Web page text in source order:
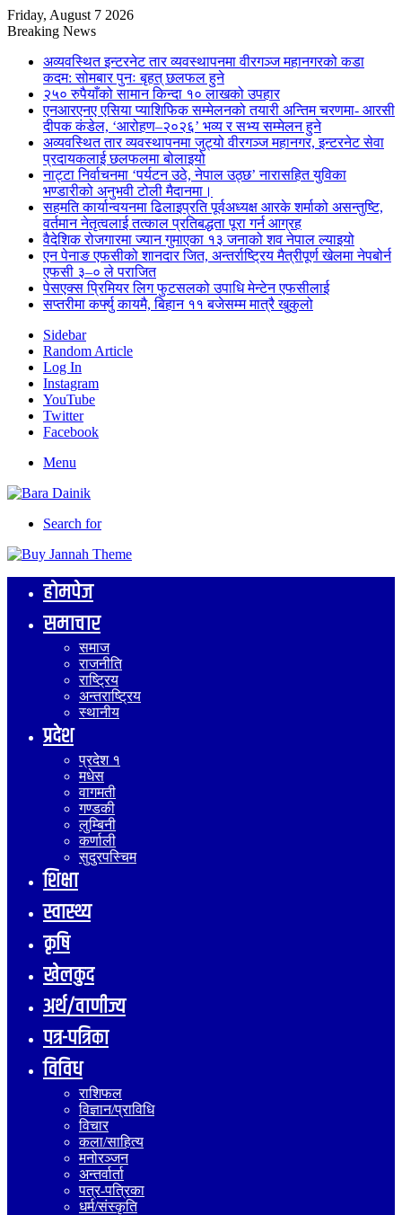
Friday, August 7 2026
Breaking News
अव्यवस्थित इन्टरनेट तार व्यवस्थापनमा वीरगञ्ज महानगरको कडा
कदम: सोमबार पुनः बृहत् छलफल हुने
२५० रुपैयाँको सामान किन्दा १० लाखको उपहार
एनआरएनए एसिया प्याशिफिक सम्मेलनको तयारी अन्तिम चरणमा- आरसी
दीपक कंडेल, ‘आरोहण–२०२६’ भव्य र सभ्य सम्मेलन हुने
अव्यवस्थित तार व्यवस्थापनमा जुट्यो वीरगञ्ज महानगर, इन्टरनेट सेवा
प्रदायकलाई छलफलमा बोलाइयो
नाट्टा निर्वाचनमा ‘पर्यटन उठे, नेपाल उठ्छ’ नारासहित युविका
भण्डारीको अनुभवी टोली मैदानमा।
सहमति कार्यान्वयनमा ढिलाइप्रति पूर्वअध्यक्ष आरके शर्माको असन्तुष्टि,
वर्तमान नेतृत्वलाई तत्काल प्रतिबद्धता पूरा गर्न आग्रह
वैदेशिक रोजगारमा ज्यान गुमाएका १३ जनाको शव नेपाल ल्याइयो
एन पेनाङ एफसीको शानदार जित, अन्तर्राष्ट्रिय मैत्रीपूर्ण खेलमा नेपबोर्न
एफसी ३–० ले पराजित
पेसएक्स प्रिमियर लिग फुटसलको उपाधि मेन्टेन एफसीलाई
सप्तरीमा कर्फ्यु कायमै, बिहान ११ बजेसम्म मात्रै खुकुलो
Sidebar
Random Article
Log In
Instagram
YouTube
Twitter
Facebook
Menu
Search for
होमपेज
समाचार
समाज
राजनीति
राष्ट्रिय
अन्तराष्ट्रिय
स्थानीय
प्रदेश
प्रदेश १
मधेस
वागमती
गण्डकी
लुम्बिनी
कर्णाली
सुदुरपस्चिम
शिक्षा
स्वास्थ्य
कृषि
खेलकुद
अर्थ/वाणीज्य
पत्र-पत्रिका
विविध
राशिफल
विज्ञान/प्राविधि
विचार
कला/साहित्य
मनोरञ्जन
अन्तर्वार्ता
पत्र-पत्रिका
धर्म/संस्कृति